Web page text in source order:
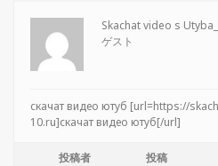
Skachat video s
ゲスト
скачат видео ютуб [url=https://
10.ru]скачат видео ютуб[/url]
投稿者 投稿